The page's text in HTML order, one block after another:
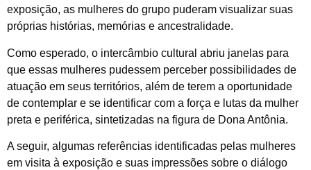
exposição, as mulheres do grupo puderam visualizar suas
próprias histórias, memórias e ancestralidade.
Como esperado, o intercâmbio cultural abriu janelas para
que essas mulheres pudessem perceber possibilidades de
atuação em seus territórios, além de terem a oportunidade
de contemplar e se identificar com a força e lutas da mulher
preta e periférica, sintetizadas na figura de Dona Antônia.
A seguir, algumas referências identificadas pelas mulheres
em visita à exposição e suas impressões sobre o diálogo